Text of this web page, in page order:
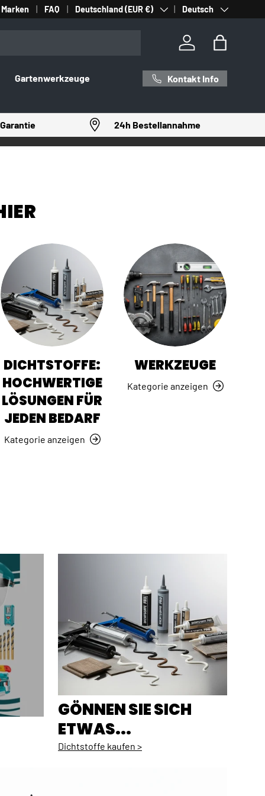
Marken FAQ Land/Region
Deutschland (EUR €) SpracheDeutsch
Einloggen
Gartenwerkzeuge Kontakt Info
24h Bestellannahme
DICHTSTOFFE:
HOCHWERTIGE
LÖSUNGEN FÜR
JEDEN BEDARF
Kategorie anzeigen
WERKZEUGE
Kategorie anzeigen
GÖNNEN SIE SICH
ETWAS...
Dichtstoffe kaufen >